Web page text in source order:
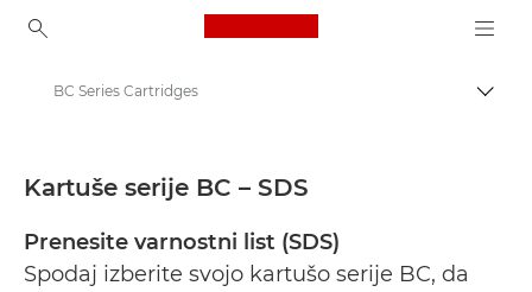
Canon Logo, back to
Varnostni listi
BC Series Cartridges
Kartuše serije BC – SDS
Prenesite varnostni list (SDS)
Spodaj izberite svojo kartušo serije BC, da